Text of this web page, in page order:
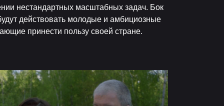
нестандартных масштабных задач. Бок
действовать молодые и амбициозные
принести пользу своей стране.